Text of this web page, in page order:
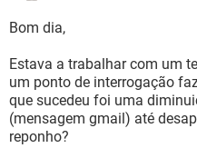
GUIA DE COMPRAS
INSTAGRAM
CELULAR
OUTLOOK
INSTAGRAM
GUIA DE COMPRAS
JOGOS
OUTLOOK
GUIA DE COMPRAS
Bom dia,
Estava a trabalhar com um
um ponto de interrogação
que sucedeu foi uma
(mensagem gmail) até
reponho?